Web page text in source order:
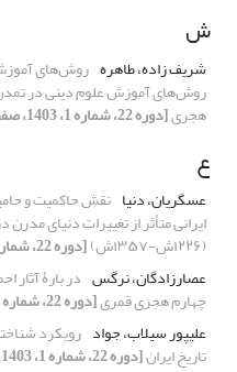
ش
شریف زاده، طاهره روش‌های آموزش
روش‌های آموزش علوم دینی در
هجری[دوره 22، شماره 1، 1403، صفحه 47-67]
ع
عسگریان، دنیا نقش حاکمیت و
ایرانی متأثر از تغییرات دنیای مدرن
(۱۲۲۶ش-۱۳۵۷ش)
[دوره 22، شماره 1، 1403، صفحه 133-164]
عصارزادگان، نرگس در بارۀ
چهارم هجری قمری[دوره 22، شماره 2، 1403، صفحه 133-181]
علیپور سیلاب، جواد رویکرد
تاریخ ایران[دوره 22، شماره 1، 1403، صفحه 31-46]